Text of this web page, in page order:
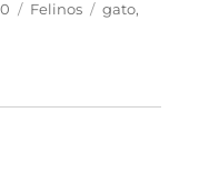
Categorías
Felinos Etiquetas
gato,